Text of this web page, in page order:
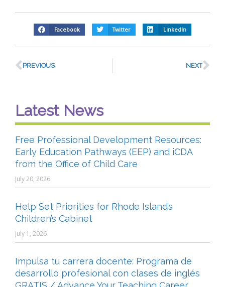
Facebook Twitter LinkedIn
PREVIOUS NEXT
Latest News
Free Professional Development Resources:
Early Education Pathways (EEP) and iCDA
from the Office of Child Care
July 20, 2026
Help Set Priorities for Rhode Island’s
Children’s Cabinet
July 1, 2026
Impulsa tu carrera docente: Programa de
desarrollo profesional con clases de inglés